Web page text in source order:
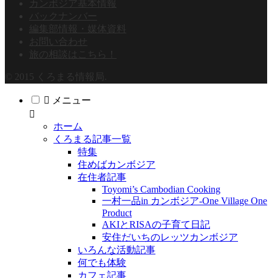
カンボジア基本情報
バックナンバー
編集部情報・媒体資料
お問い合わせ
旅の相談はこちら！
© 2015 くろまる情報局.
メニュー
ホーム
くろまる記事一覧
特集
住めばカンボジア
在住者記事
Toyomi’s Cambodian Cooking
一村一品in カンボジア-One Village One
Product
AKIとRISAの子育て日記
安住だいちのレッツカンボジア
いろんな活動記事
何でも体験
カフェ記事